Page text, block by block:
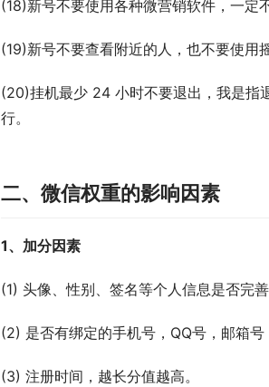
(18)新号不要使用各种微营销软件，一定
(19)新号不要查看附近的人，也不要使用
(20)挂机最少 24 小时不要退出，我是指
行。
二、微信权重的影响因素
1、加分因素
(1) 头像、性别、签名等个人信息是否完
(2) 是否有绑定的手机号，QQ号，邮箱号
(3) 注册时间，越长分值越高。